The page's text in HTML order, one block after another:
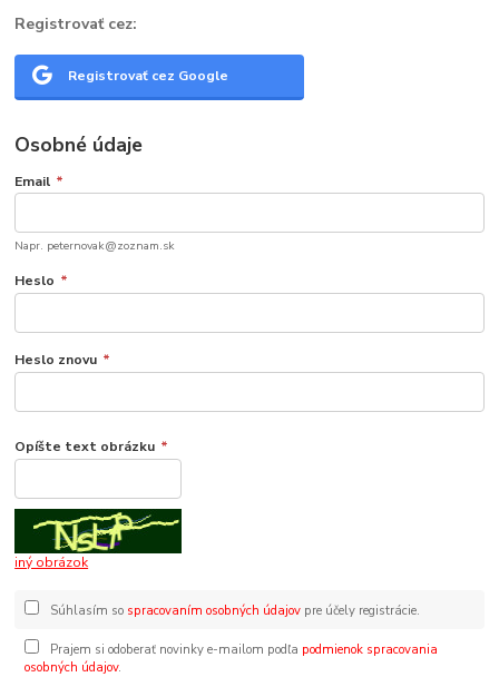
Registrovať cez:
Registrovať cez Google
Osobné údaje
Email *
Napr. peternovak@zoznam.sk
Heslo *
Heslo znovu *
Opíšte text obrázku *
iný obrázok
Súhlasím so spracovaním osobných údajovpre účely registrácie.
Prajem si odoberať novinky e-mailom podľa podmienok spracovania
osobných údajov.